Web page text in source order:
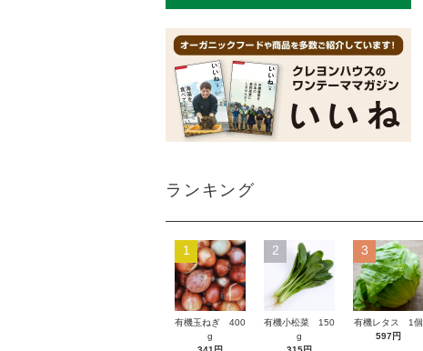
ランキング
1
有機玉ねぎ 400
g
2
有機小松菜 150
g
3
有機レタス 1個
597円